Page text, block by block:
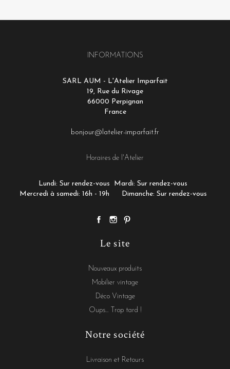
INFORMATIONS
SARL AUM - L'Atelier Imparfait
19, Rue du Rivage
66000 Perpignan
France
bonjour@latelier-imparfait.fr
Horaires de l'Atelier
Lundi: Sur rendez-vous
Mardi: Sur rendez-vous
Mercredi à samedi: 16h - 19h
Dimanche: Sur rendez-vous
Le site
Nouveaux produits
Mobilier vintage
Déco Vintage
Oups... Trop tard !
Notre société
Livraison et Retours